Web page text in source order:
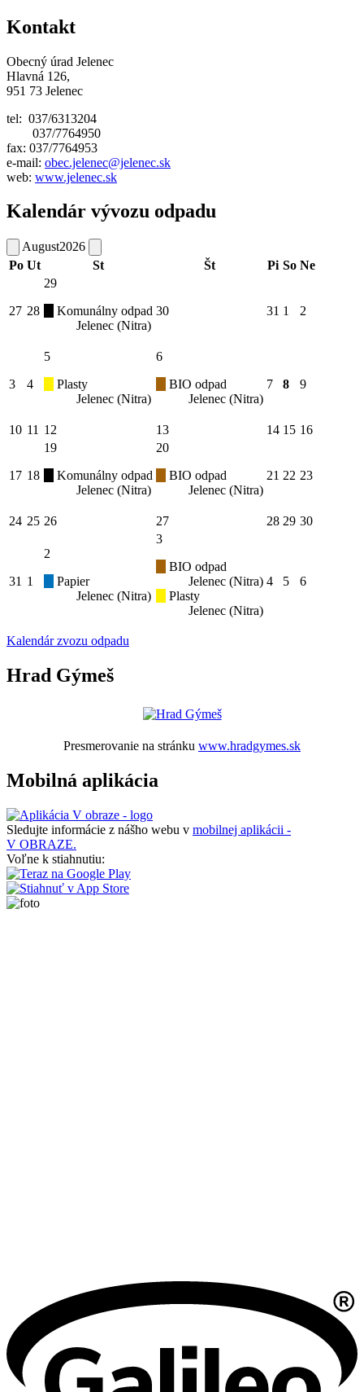
Kontakt
Obecný úrad Jelenec
Hlavná 126,
951 73 Jelenec
tel: 037/6313204
037/7764950
fax: 037/7764953
e-mail: obec.jelenec@jelenec.sk
web: www.jelenec.sk
Kalendár vývozu odpadu
August2026
Po Ut St Št Pi So Ne
27 28
29
Komunálny odpad
Jelenec (Nitra)
30 31 1 2
3 4
5
Plasty
Jelenec (Nitra)
6
BIO odpad
Jelenec (Nitra)
7 8 9
10 11 12 13 14 15 16
17 18
19
Komunálny odpad
Jelenec (Nitra)
20
BIO odpad
Jelenec (Nitra)
21 22 23
24 25 26 27 28 29 30
31 1
2
Papier
Jelenec (Nitra)
3
BIO odpad
Jelenec (Nitra)
Plasty
Jelenec (Nitra)
4 5 6
Kalendár zvozu odpadu
Hrad Gýmeš
Presmerovanie na stránku www.hradgymes.sk
Mobilná aplikácia
Sledujte informácie z nášho webu v mobilnej aplikácii -
V OBRAZE.
Voľne k stiahnutiu: